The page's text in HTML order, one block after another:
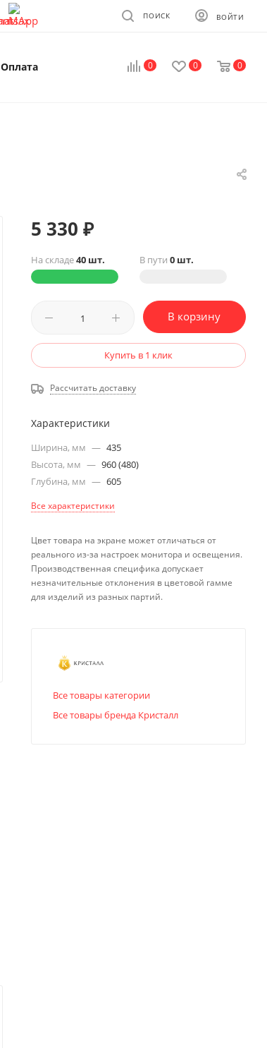
ВОЙТИ
ПОИСК
0 0 0
Оплата
5 330 ₽
На складе40 шт. В пути 0 шт.
В корзину
Купить в 1 клик
Рассчитать доставку
Характеристики
Ширина, мм — 435
Высота, мм — 960 (480)
Глубина, мм — 605
Все характеристики
Цвет товара на экране может отличаться от
реального из-за настроек монитора и освещения.
Производственная специфика допускает
незначительные отклонения в цветовой гамме
для изделий из разных партий.
Все товары категории
Все товары бренда Кристалл